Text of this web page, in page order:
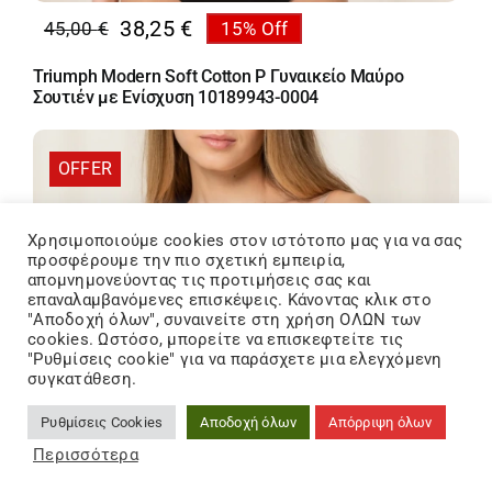
45,00€
Original
price
was:
38,25 €
Η
τρέχουσα
τιμή
38,25 €.
15% Off
Triumph Modern Soft Cotton P Γυναικείο Μαύρο
Σουτιέν με Ενίσχυση 10189943-0004
OFFER
Χρησιμοποιούμε cookies στον ιστότοπo μας για να σας
προσφέρουμε την πιο σχετική εμπειρία,
απομνημονεύοντας τις προτιμήσεις σας και
επαναλαμβανόμενες επισκέψεις. Κάνοντας κλικ στο
"Αποδοχή όλων", συναινείτε στη χρήση ΟΛΩΝ των
cookies. Ωστόσο, μπορείτε να επισκεφτείτε τις
"Ρυθμίσεις cookie" για να παράσχετε μια ελεγχόμενη
συγκατάθεση.
Ρυθμίσεις Cookies Αποδοχή όλων Απόρριψη όλων
Περισσότερα